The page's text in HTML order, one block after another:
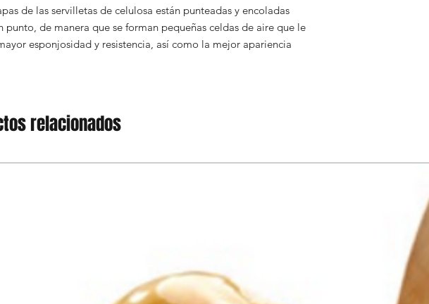
de las servilletas de celulosa están punteadas y encoladas
punto, de manera que se forman pequeñas celdas de aire que le
esponjosidad y resistencia, así como la mejor apariencia
relacionados